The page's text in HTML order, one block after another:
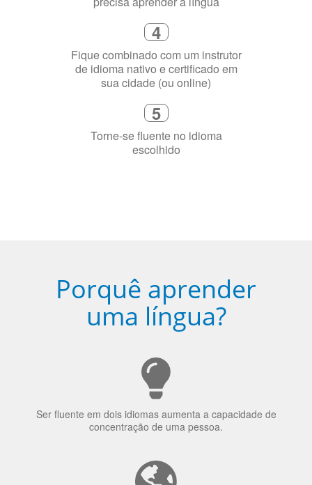
Diga-nos exatamente por que você
precisa aprender a língua
4
Fique combinado com um instrutor
de idioma nativo e certificado em
sua cidade (ou online)
Porquê aprender
uma língua?
Ser fluente em dois idiomas aumenta a capacidade de
concentração de uma pessoa.